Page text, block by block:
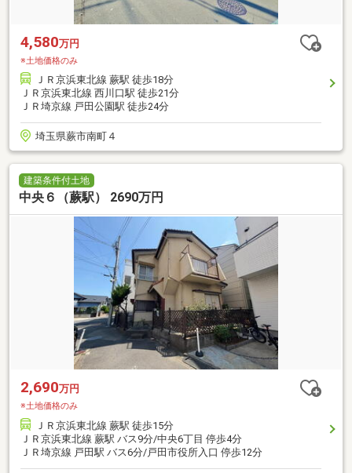
4,580万円
※土地価格のみ
ＪＲ京浜東北線 蕨駅 徒歩18分
ＪＲ京浜東北線 西川口駅 徒歩21分
ＪＲ埼京線 戸田公園駅 徒歩24分
埼玉県蕨市南町４
建築条件付土地
中央６（蕨駅） 2690万円
2,690万円
※土地価格のみ
ＪＲ京浜東北線 蕨駅 徒歩15分
ＪＲ京浜東北線 蕨駅 バス9分/中央6丁目 停歩4分
ＪＲ埼京線 戸田駅 バス6分/戸田市役所入口 停歩12分